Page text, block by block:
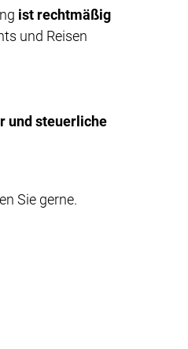
ist rechtmäßig
und Reisen
und steuerliche
Sie gerne.